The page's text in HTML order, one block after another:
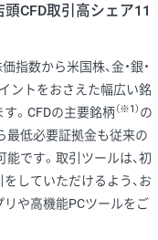
頭CFD取引高シェア11
指数から米国株、金・銀・
ントをおさえた幅広い銘
。CFDの主要銘柄（※1） の
最低必要証拠金も従来の
です。取引ツールは、初
していただけるよう、お
や高機能PCツールをご